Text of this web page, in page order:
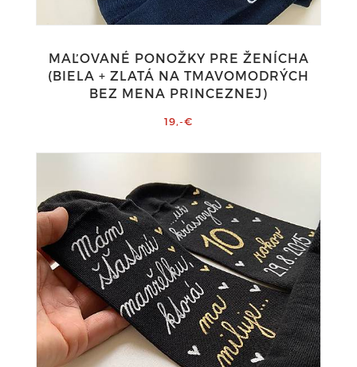
MAĽOVANÉ PONOŽKY PRE ŽENÍCHA
(BIELA + ZLATÁ NA TMAVOMODRÝCH
BEZ MENA PRINCEZNEJ)
19,-€